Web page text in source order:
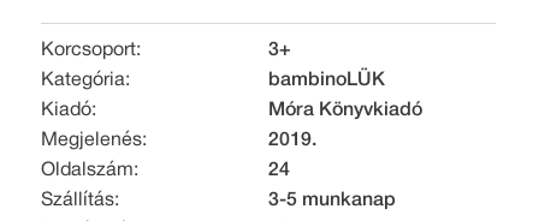
Korcsoport:
3+
Kategória:
bambinoLÜK
Kiadó:
Móra Könyvkiadó
Megjelenés:
2019.
Oldalszám:
24
Szállítás:
3-5 munkanap